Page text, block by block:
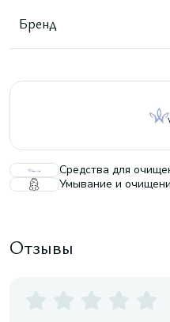
Бренд
Средства для
Умывание и
Отзывы